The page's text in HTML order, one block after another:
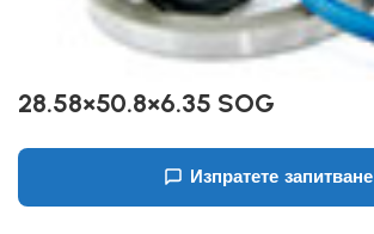
28.58×50.8×6.35 SOG
Изпратете запитване